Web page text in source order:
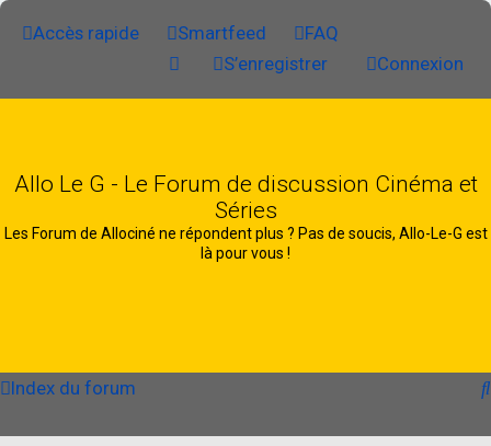
Accès rapide Smartfeed
FAQ
Connexion
S’enregistrer
Allo Le G - Le Forum de discussion Cinéma et
Séries
Les Forum de Allociné ne répondent plus ? Pas de soucis, Allo-Le-G est
là pour vous !
Index du forum